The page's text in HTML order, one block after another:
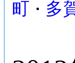
町
・ 多